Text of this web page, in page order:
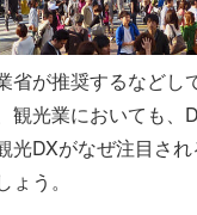
省が推奨するなどし
観光業においても、
光DXがなぜ注目さ
う。